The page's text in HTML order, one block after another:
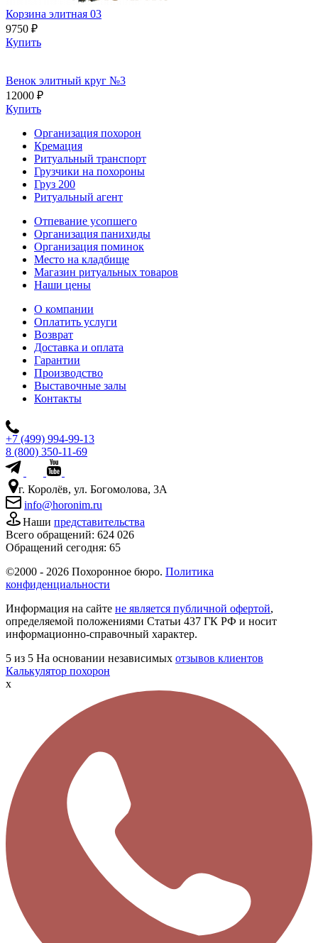
Корзина элитная 03
9750 ₽
Купить
Венок элитный круг №3
12000 ₽
Купить
Организация похорон
Кремация
Ритуальный транспорт
Грузчики на похороны
Груз 200
Ритуальный агент
Отпевание усопшего
Организация панихиды
Организация поминок
Место на кладбище
Магазин ритуальных товаров
Наши цены
О компании
Оплатить услуги
Возврат
Доставка и оплата
Гарантии
Производство
Выставочные залы
Контакты
+7 (499) 994-99-13
8 (800) 350-11-69
г. Королёв, ул. Богомолова, 3А
info@horonim.ru
Наши представительства
Всего обращений: 624 026
Обращений сегодня: 65
©2000 - 2026 Похоронное бюро. Политика
конфиденциальности
Информация на сайте не является публичной офертой,
определяемой положениями Статьи 437 ГК РФ и носит
информационно-справочный характер.
5 из 5 На основании независимых отзывов клиентов
Калькулятор похорон
x